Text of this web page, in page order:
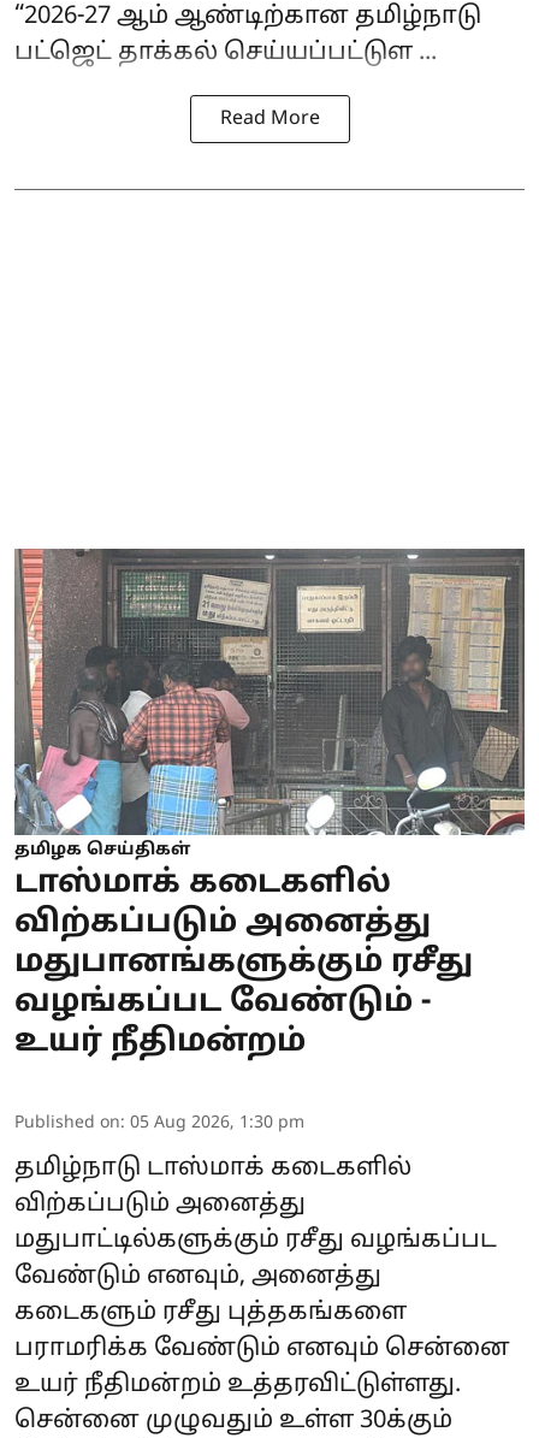
“2026-27 ஆம் ஆண்டிற்கான தமிழ்நாடு
பட்ஜெட் தாக்கல் செய்யப்பட்டுள ...
Read More
தமிழக செய்திகள்
டாஸ்மாக் கடைகளில்
விற்கப்படும் அனைத்து
மதுபானங்களுக்கும் ரசீது
வழங்கப்பட வேண்டும் -
உயர் நீதிமன்றம்
Published on: 05 Aug 2026, 1:30 pm
தமிழ்நாடு டாஸ்மாக் கடைகளில்
விற்கப்படும் அனைத்து
மதுபாட்டில்களுக்கும் ரசீது வழங்கப்பட
வேண்டும் எனவும், அனைத்து
கடைகளும் ரசீது புத்தகங்களை
பராமரிக்க வேண்டும் எனவும் சென்னை
உயர் நீதிமன்றம் உத்தரவிட்டுள்ளது.
சென்னை முழுவதும் உள்ள 30க்கும்